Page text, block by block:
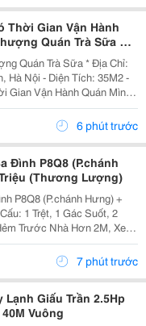
Thời Gian Vận Hành
Quán Trà Sữa Tại
Quán Trà Sữa * Địa Chỉ:
Hà Nội - Diện Tích: 35M2 -
Gian Vận Hành Quán Mình
Bạn Nào Có Nhu Cầu Và
Vẫn Đang Hoạt Động...
6 phút trước
Đình P8Q8 (P.chánh
(Thương Lượng)
P8Q8 (P.chánh Hưng) +
1 Trệt, 1 Gác Suốt, 2
Trước Nhà Hơn 2M, Xe
Mặt Tiền 10M, 5 Phút Qua
Sổ Hồng Hoàn...7 phút trước
Lạnh Giấu Trần 2.5Hp
Vuông